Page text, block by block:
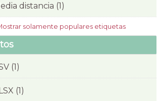
distancia (1)
solamente populares etiquetas
(1)
(1)